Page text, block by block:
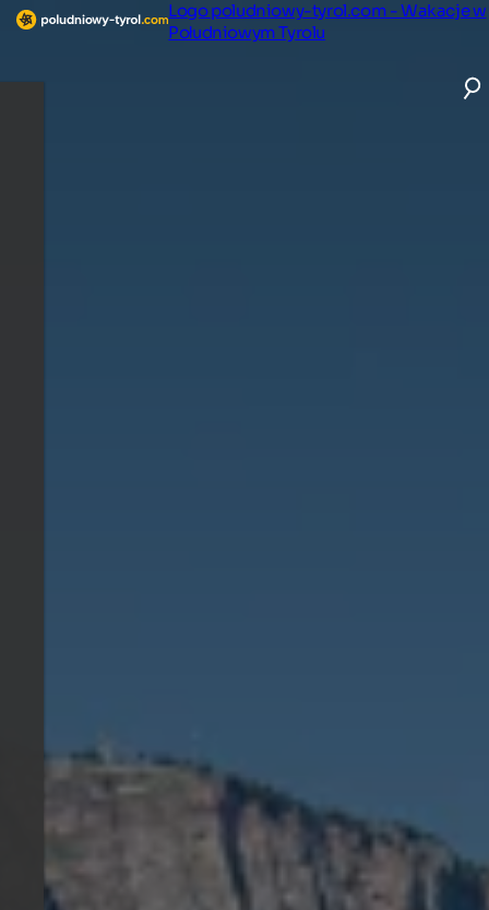
Logo poludniowy-tyrol.com - Wakacje w
Południowym Tyrolu